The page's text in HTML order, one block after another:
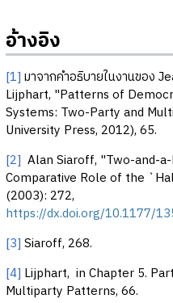
อ้างอิง
[1] มาจากคำอธิบายในงานของ
Lijphart, "Patterns of
Systems: Two-Party and
University Press, 2012), 65.
[2] Alan Siaroff, "Two-and-
Comparative Role of the
(2003): 272,
https://dx.doi.org/10.1177/
[3] Siaroff, 268.
[4] Lijphart, in Chapter 5.
Multiparty Patterns, 66.